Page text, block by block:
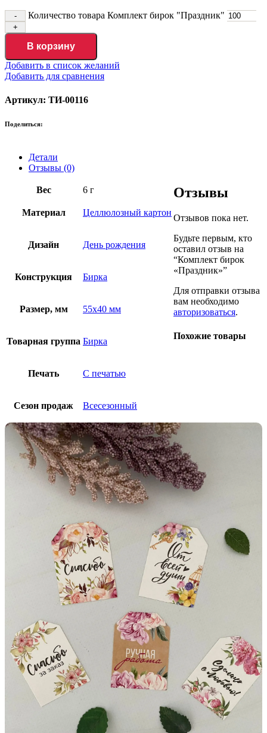
Количество товара Комплект бирок "Праздник"
В корзину
Добавить в список желаний
Добавить для сравнения
Артикул: ТИ-00116
Поделиться:
Детали
Отзывы (0)
Вес 6 г
Материал Целлюлозный картон
Дизайн День рождения
Конструкция Бирка
Размер, мм 55х40 мм
Товарная группа Бирка
Печать С печатью
Сезон продаж Всесезонный
Отзывы
Отзывов пока нет.
Будьте первым, кто
оставил отзыв на
“Комплект бирок
«Праздник»”
Для отправки отзыва
вам необходимо
авторизоваться.
Похожие товары